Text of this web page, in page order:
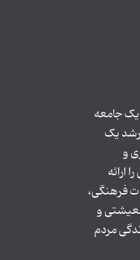
یک جامعه
رشد یک
و
ارائه
فرهنگی،
و
مردم